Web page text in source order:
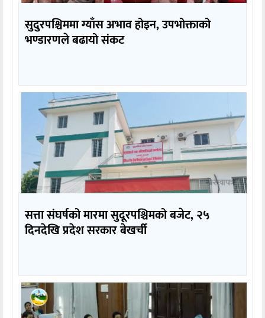
सुदुरपश्चिममा ग्याँस अभाव होइन, उपभोक्ताको
भण्डारणले बढायो संकट
सत्ता संघर्षको मारमा सुदूरपश्चिमको बजेट, २५
दिनदेखि प्रदेश सरकार बेखर्ची